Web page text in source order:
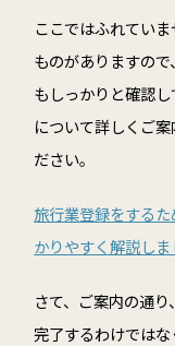
ここではふれてい
ものがありますの
もしっかりと確認
について詳しくご
ださい。
旅行業登録をする
かりやすく解説しま
さて、ご案内の通
完了するわけでは